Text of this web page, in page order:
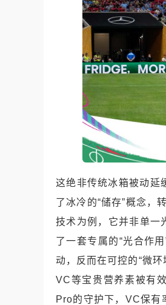
这绝非传统冰箱被动延
了冰冷的“储存”概念，
技术为例，它并非单一
了一套专属的“光合作
动，反而在可控的“微
VC等宝贵营养素被有
Pro的守护下，VC保有